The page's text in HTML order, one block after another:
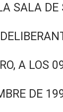
SALA DE
A LOS
DE